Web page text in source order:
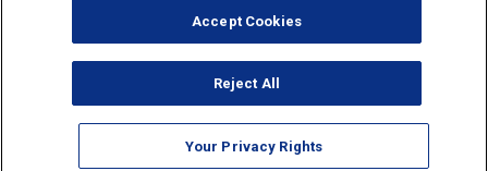
© 2026 Smart Communications. All rights reserved.
Your Privacy Rights
Reject All
Accept Cookies